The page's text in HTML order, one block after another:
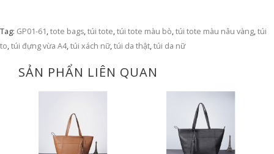
Tag: GP01-61,tote bags,túi tote,túi tote màu bò,túi tote màu nâu vàng,túi
to,túi đựng vừa A4,túi xách nữ,túi da thật,túi da nữ
SẢN PHẨN LIÊN QUAN